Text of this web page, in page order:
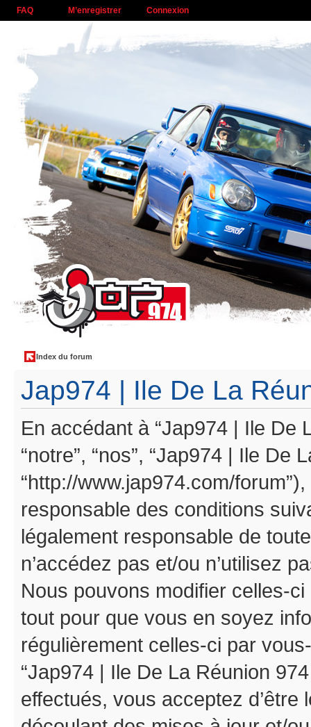
FAQ M’enregistrer Connexion
Index du forum
Jap974 | Ile De La
En accédant à “Jap974 | Ile De
“notre”, “nos”, “Jap974 | Ile De
“http://www.jap974.com/
responsable des conditions
légalement responsable de
n’accédez pas et/ou n’utilisez
Nous pouvons modifier celles-
tout pour que vous en soyez
régulièrement celles-ci par
“Jap974 | Ile De La Réunion
effectués, vous acceptez